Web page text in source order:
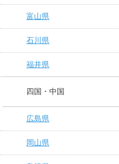
富山県
石川県
福井県
四国・中国
広島県
岡山県